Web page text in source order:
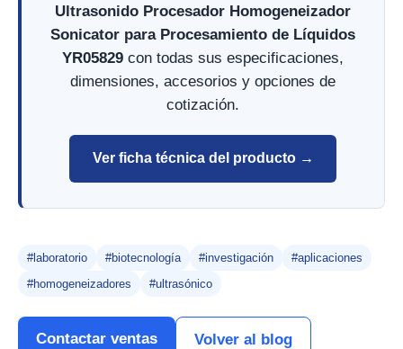
Ultrasonido Procesador Homogeneizador
Sonicator para Procesamiento de Líquidos
YR05829 con todas sus especificaciones,
dimensiones, accesorios y opciones de
cotización.
Ver ficha técnica del producto →
#laboratorio #biotecnología #investigación
#aplicaciones
#homogeneizadores
#ultrasónico
Contactar ventas Volver al blog